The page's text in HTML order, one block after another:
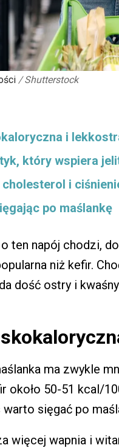
/ Shutterstock
i
który wspiera
cholesterol i
po maślankę
o ten napój chodzi,
niż kefir.
dość ostry i
ma zwykle
około 50-51 kcal/
sięgać po
więcej wapnia i